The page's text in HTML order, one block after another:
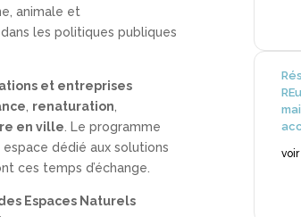
animale et
les politiques publiques
et entreprises
, renaturation,
en ville. Le programme
espace dédié aux solutions
ces temps d’échange.
Espaces Naturels